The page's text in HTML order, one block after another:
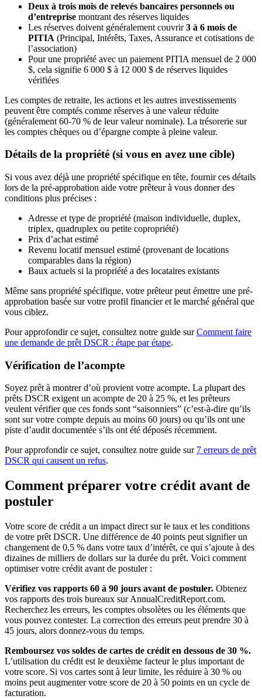
Deux à trois mois de relevés bancaires personnels ou
d’entreprise montrant des réserves liquides
Les réserves doivent généralement couvrir3 à 6 mois de
PITIA (Principal, Intérêts, Taxes, Assurance et cotisations de
l’association)
Pour une propriété avec un paiement PITIA mensuel de 2 000
$, cela signifie 6 000 $ à 12 000 $ de réserves liquides
vérifiées
Les comptes de retraite, les actions et les autres investissements
peuvent être comptés comme réserves à une valeur réduite
(généralement 60-70 % de leur valeur nominale). La trésorerie sur
les comptes chèques ou d’épargne compte à pleine valeur.
Détails de la propriété (si vous en avez une cible)
Si vous avez déjà une propriété spécifique en tête, fournir ces détails
lors de la pré-approbation aide votre prêteur à vous donner des
conditions plus précises :
Adresse et type de propriété (maison individuelle, duplex,
triplex, quadruplex ou petite copropriété)
Prix d’achat estimé
Revenu locatif mensuel estimé (provenant de locations
comparables dans la région)
Baux actuels si la propriété a des locataires existants
Même sans propriété spécifique, votre prêteur peut émettre une pré-
approbation basée sur votre profil financier et le marché général que
vous ciblez.
Pour approfondir ce sujet, consultez notre guide surComment faire
une demande de prêt DSCR : étape par étape.
Vérification de l’acompte
Soyez prêt à montrer d’où provient votre acompte. La plupart des
prêts DSCR exigent un acompte de 20 à 25 %, et les prêteurs
veulent vérifier que ces fonds sont “saisonniers” (c’est-à-dire qu’ils
sont sur votre compte depuis au moins 60 jours) ou qu’ils ont une
piste d’audit documentée s’ils ont été déposés récemment.
Pour approfondir ce sujet, consultez notre guide sur 7 erreurs de prêt
DSCR qui causent un refus.
Comment préparer votre crédit avant de
postuler
Votre score de crédit a un impact direct sur le taux et les conditions
de votre prêt DSCR. Une différence de 40 points peut signifier un
changement de 0,5 % dans votre taux d’intérêt, ce qui s’ajoute à des
dizaines de milliers de dollars sur la durée du prêt. Voici comment
optimiser votre crédit avant de postuler :
Vérifiez vos rapports 60 à 90 jours avant de postuler. Obtenez
vos rapports des trois bureaux sur AnnualCreditReport.com.
Recherchez les erreurs, les comptes obsolètes ou les éléments que
vous pouvez contester. La correction des erreurs peut prendre 30 à
45 jours, alors donnez-vous du temps.
Remboursez vos soldes de cartes de crédit en dessous de 30 %.
L’utilisation du crédit est le deuxième facteur le plus important de
votre score. Si vos cartes sont à leur limite, les réduire à 30 % ou
moins peut augmenter votre score de 20 à 50 points en un cycle de
facturation.